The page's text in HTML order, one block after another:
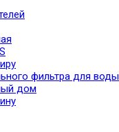
фильтра для воды
дом